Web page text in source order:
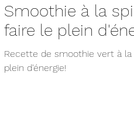
Smoothie à la
faire le plein
Recette de smoothie vert à
plein d'énergie!